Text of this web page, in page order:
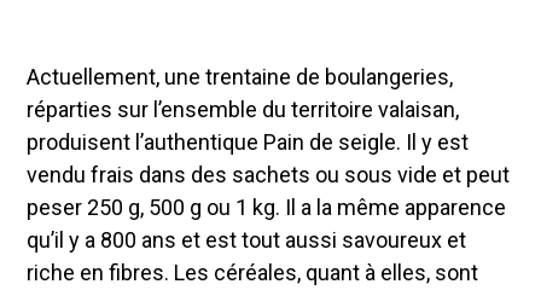
Actuellement, une trentaine de boulangeries,
réparties sur l’ensemble du territoire valaisan,
produisent l’authentique Pain de seigle. Il y est
vendu frais dans des sachets ou sous vide et peut
peser 250 g, 500 g ou 1 kg. Il a la même apparence
qu’il y a 800 ans et est tout aussi savoureux et
riche en fibres. Les céréales, quant à elles, sont